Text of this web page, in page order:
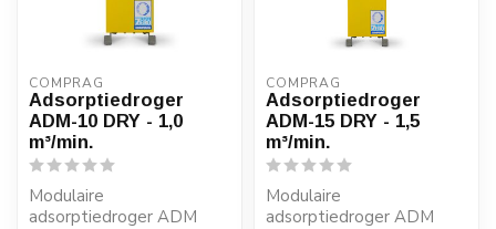
COMPRAG
Adsorptiedroger
ADM-10 DRY - 1,0
m³/min.
Modulaire
adsorptiedroger ADM
COMPRAG
Adsorptiedroger
ADM-15 DRY - 1,5
m³/min.
Modulaire
adsorptiedroger ADM